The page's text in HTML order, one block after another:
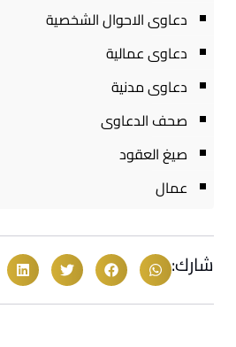
دعاوى الاحوال الشخصية
دعاوى عمالية
دعاوى مدنية
صحف الدعاوى
صيغ العقود
عمال
شارك: